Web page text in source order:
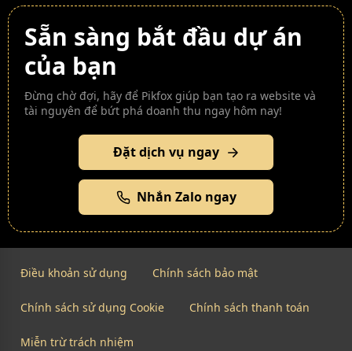
Sẵn sàng bắt đầu dự án
của bạn
Đừng chờ đợi, hãy để Pikfox giúp bạn tạo ra website và
tài nguyên để bứt phá doanh thu ngay hôm nay!
Đặt dịch vụ ngay
Nhắn Zalo ngay
Điều khoản sử dụng Chính sách bảo mật
Chính sách sử dụng Cookie Chính sách thanh toán
Miễn trừ trách nhiệm